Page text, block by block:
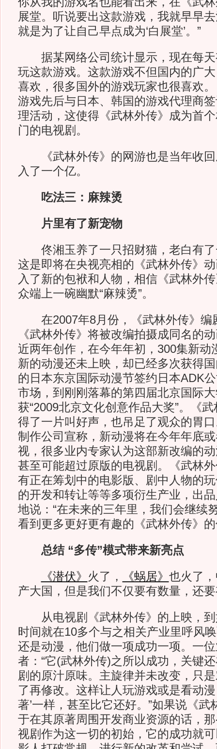
展堂。听说要出这款游戏，我就早早
就是为了让自己早点成为‘白展堂’。”
据某网络公司统计显示，现在每天
玩这款游戏。这款游戏不但国内的广
喜欢，很多国外的游戏玩家也很喜欢
游戏先后与日本、韩国的游戏代理商
理活动，这使得《武林外传》成为首
门的电视剧。
《武林外传》的网游也是当年收回
入了一个亿。
吃法三：麻辣烫
片里有了新宠物
佟湘玉养了一只招财猫，老白有了
这是即将在央视亮相的《武林外传》
入了新的包袱和人物，相信《武林外
众端上一碗幽默“麻辣烫”。
在2007年8月份，《武林外传》编
《武林外传》将被改编拍摄成同名的
近两年创作，在今年年初，300集新动
新的动漫还未上映，却已经多次获得
的日本东京国际动漫节签约日本ADK
市场，到刚刚落幕的第四届北京国际
获“2009北京文化创意作品大奖”。《
得了一片叫好声，也吊足了观众的胃
制作公司宣称，新动漫将在今年年底
视，很多业内专家认为这部新改编的
甚至可能超过原版的电视剧。《武林
有正在筹划中的电影版、剧中人物的
的开发和转让等等多项衍生产业，出
地说：“在未来的三年里，我们会继续
看到更多更好更有趣的《武林外传》
总结 “多传”模式带来新亮点
《潜伏》 火了， 《蜗居》 也火了
产大国，但是我们不仅要有数量，还
从电视剧《武林外传》的上映，到
时间就在10多个与之相关产业里呼风
还是动漫，他们做一项成功一项。一
者：“它(武林外传)之所以成功，关键
剧的原汁原味。主旋律并未改变，只
了再修改。这样让人玩游戏或是看动漫
著’一样，甚至比它还好。”如果说《武
于在其原著周围开发商业资源的话，
视剧作为这一切的初始，它的成功就